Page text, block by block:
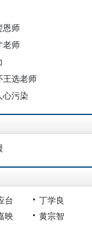
恩师
老师
选老师
心污染
台
丁学良
映
黄宗智